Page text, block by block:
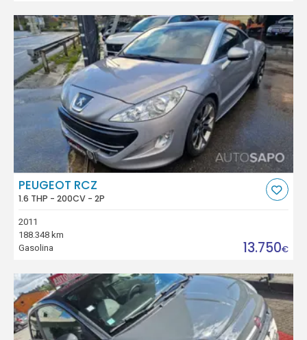
PEUGEOT RCZ
1.6 THP - 200CV - 2P
2011
188.348 km
Gasolina
13.750€